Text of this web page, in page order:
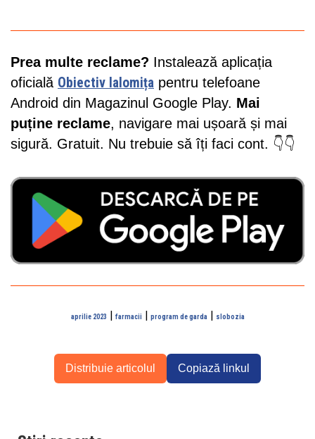
Prea multe reclame? Instalează aplicația
oficială Obiectiv Ialomița pentru telefoane
Android din Magazinul Google Play. Mai
puține reclame, navigare mai ușoară și mai
sigură. Gratuit. Nu trebuie să îți faci cont. 👇👇
aprilie 2023 | farmacii | program de garda| slobozia
Distribuie articolul Copiază linkul